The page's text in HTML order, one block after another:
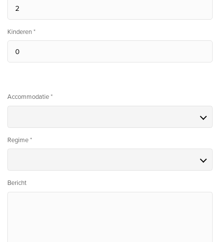
Kinderen *
Accommodatie *
Regime *
Bericht